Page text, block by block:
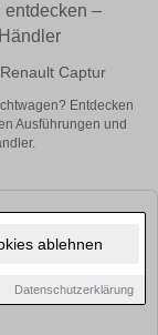
ablehnen
Datenschutzerklärung
entdecken –
Captur
Entdecken
Ausführungen und